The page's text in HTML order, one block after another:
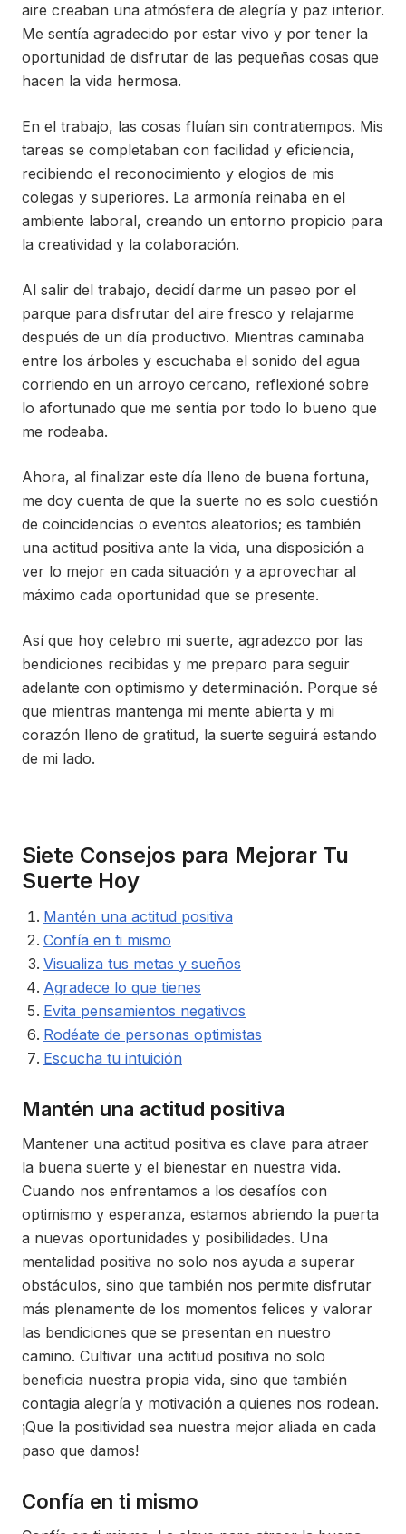
aire creaban una atmósfera de alegría y paz interior.
Me sentía agradecido por estar vivo y por tener la
oportunidad de disfrutar de las pequeñas cosas que
hacen la vida hermosa.
En el trabajo, las cosas fluían sin contratiempos. Mis
tareas se completaban con facilidad y eficiencia,
recibiendo el reconocimiento y elogios de mis
colegas y superiores. La armonía reinaba en el
ambiente laboral, creando un entorno propicio para
la creatividad y la colaboración.
Al salir del trabajo, decidí darme un paseo por el
parque para disfrutar del aire fresco y relajarme
después de un día productivo. Mientras caminaba
entre los árboles y escuchaba el sonido del agua
corriendo en un arroyo cercano, reflexioné sobre
lo afortunado que me sentía por todo lo bueno que
me rodeaba.
Ahora, al finalizar este día lleno de buena fortuna,
me doy cuenta de que la suerte no es solo cuestión
de coincidencias o eventos aleatorios; es también
una actitud positiva ante la vida, una disposición a
ver lo mejor en cada situación y a aprovechar al
máximo cada oportunidad que se presente.
Así que hoy celebro mi suerte, agradezco por las
bendiciones recibidas y me preparo para seguir
adelante con optimismo y determinación. Porque sé
que mientras mantenga mi mente abierta y mi
corazón lleno de gratitud, la suerte seguirá estando
de mi lado.
Siete Consejos para Mejorar Tu
Suerte Hoy
Mantén una actitud positiva
Confía en ti mismo
Visualiza tus metas y sueños
Agradece lo que tienes
Evita pensamientos negativos
Rodéate de personas optimistas
Escucha tu intuición
Mantén una actitud positiva
Mantener una actitud positiva es clave para atraer
la buena suerte y el bienestar en nuestra vida.
Cuando nos enfrentamos a los desafíos con
optimismo y esperanza, estamos abriendo la puerta
a nuevas oportunidades y posibilidades. Una
mentalidad positiva no solo nos ayuda a superar
obstáculos, sino que también nos permite disfrutar
más plenamente de los momentos felices y valorar
las bendiciones que se presentan en nuestro
camino. Cultivar una actitud positiva no solo
beneficia nuestra propia vida, sino que también
contagia alegría y motivación a quienes nos rodean.
¡Que la positividad sea nuestra mejor aliada en cada
paso que damos!
Confía en ti mismo